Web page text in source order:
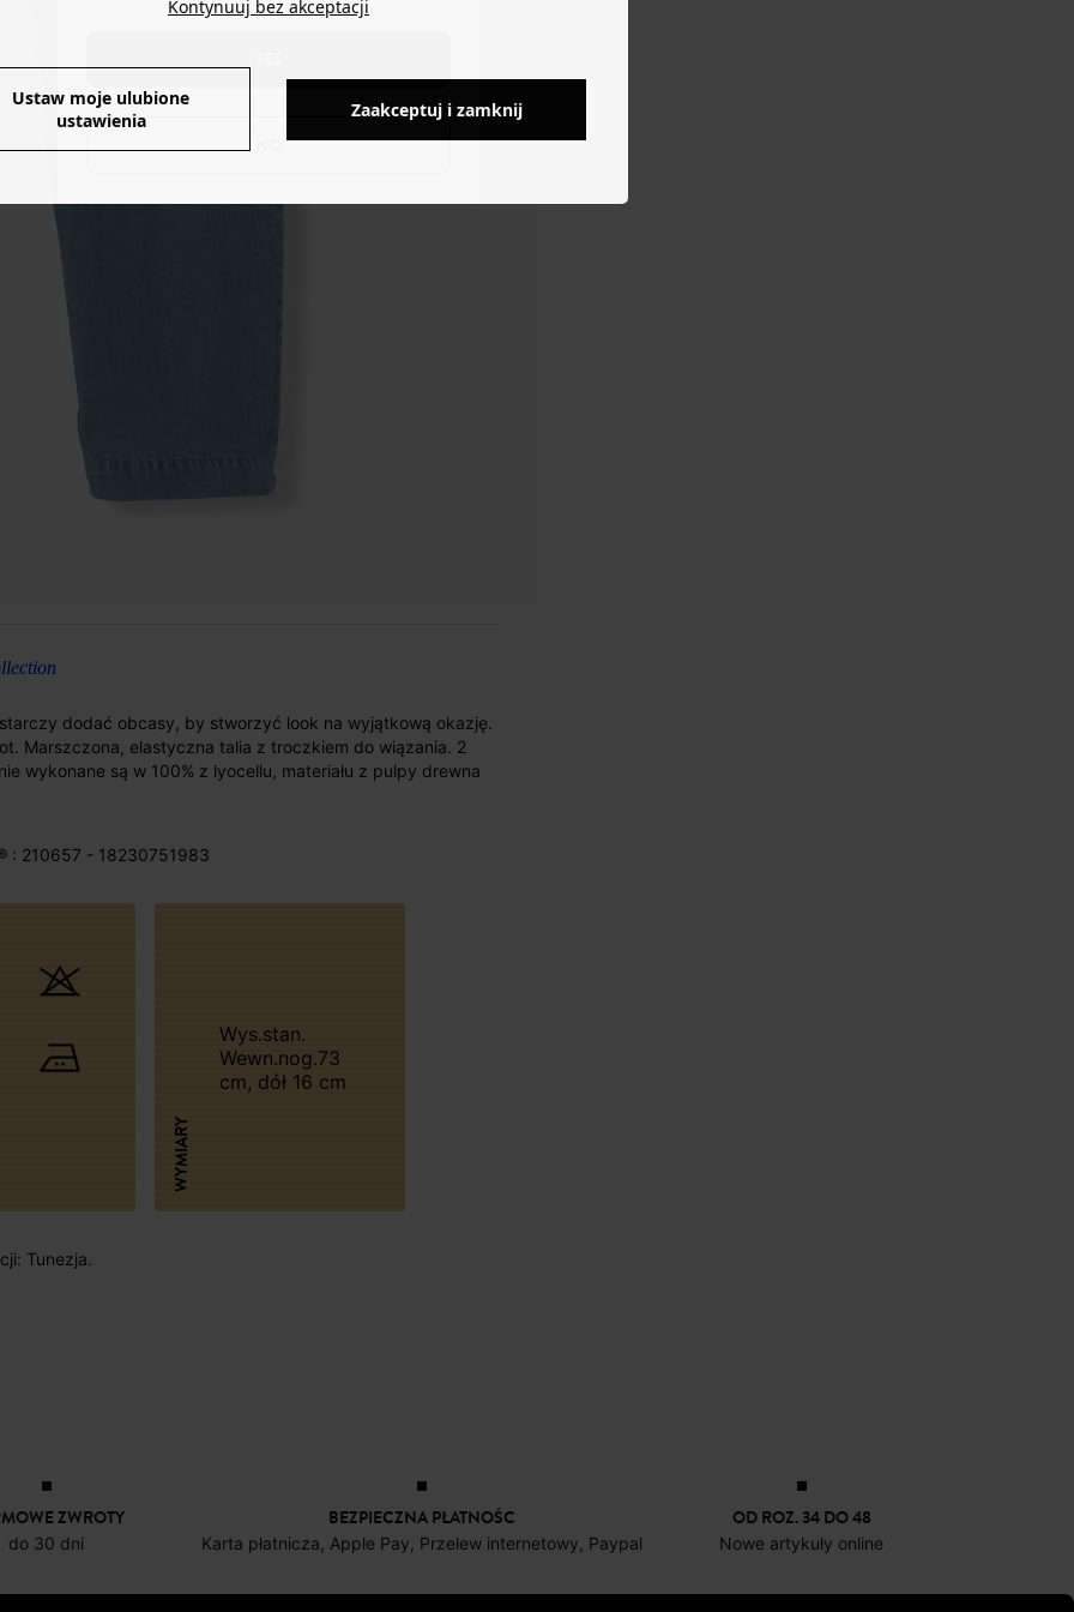
dodać obcasy, by stworzyć look na wyjątkową okazję.
Marszczona, elastyczna talia z troczkiem do wiązania. 2
wykonane są w 100% z lyocellu, materiału z pulpy drewna
: 210657 - 18230751983
WYMIARY
Wys.stan.
Wewn.nog.73
cm, dół 16 cm
Tunezja.
ZWROTY
do 30 dni
BEZPIECZNA PŁATNOŚC
Karta płatnicza, Apple Pay, Przelew internetowy, Paypal
OD ROZ. 34 DO 48
Nowe artykuły online
Kontynuuj bez akceptacji
Ustaw moje ulubione
ustawienia
Zaakceptuj i zamknij